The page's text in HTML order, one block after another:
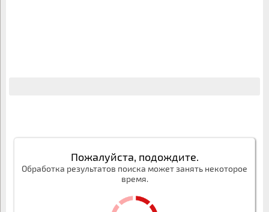
Пожалуйста, подождите.
Обработка результатов поиска может занять некоторое
время.